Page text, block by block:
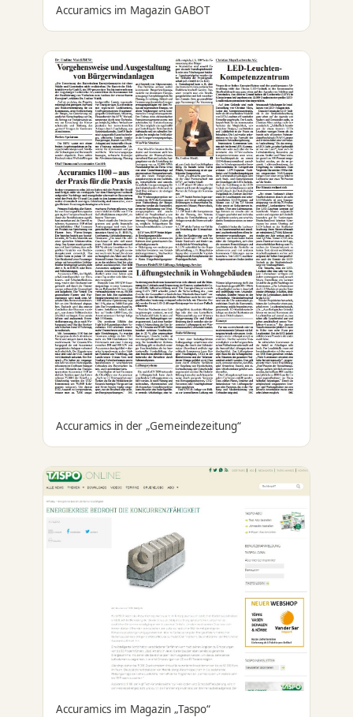
Accuramics im Magazin GABOT
Accuramics in der „Gemeindezeitung“
Accuramics im Magazin „Taspo“